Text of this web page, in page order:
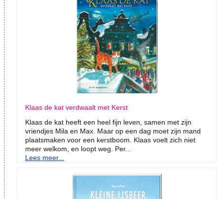
Klaas de kat verdwaalt met Kerst
Klaas de kat heeft een heel fijn leven, samen met zijn
vriendjes Mila en Max. Maar op een dag moet zijn mand
plaatsmaken voor een kerstboom. Klaas voelt zich niet
meer welkom, en loopt weg. Per...
Lees meer...